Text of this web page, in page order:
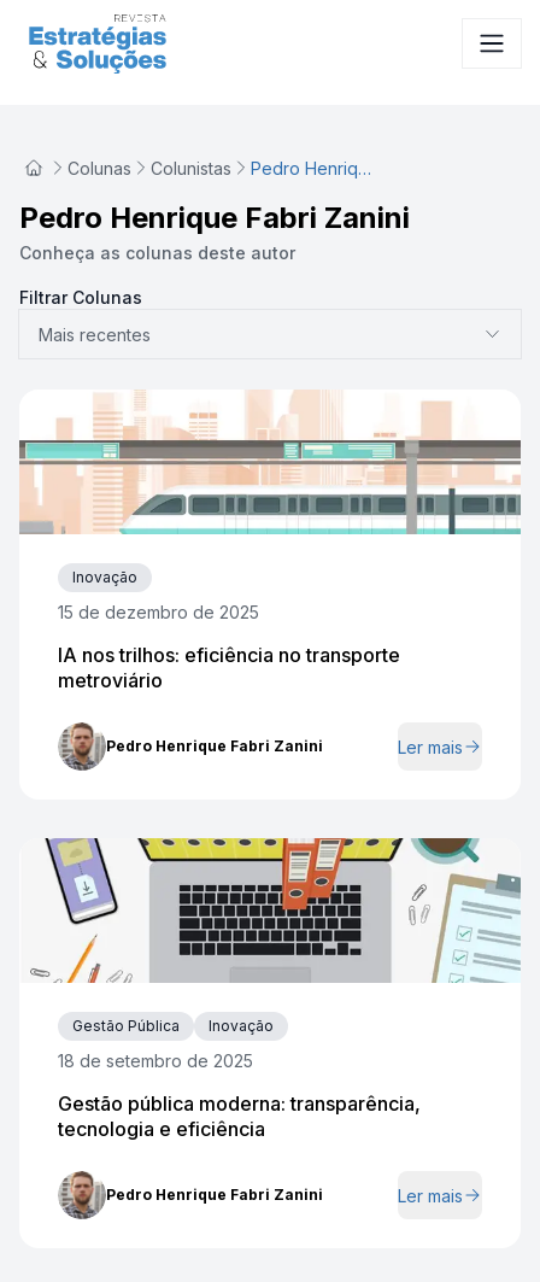
Colunas Colunistas Pedro Henrique Fabri Zanini
Pedro Henrique Fabri Zanini
Conheça as colunas deste autor
Filtrar Colunas
Mais recentes
Inovação
15 de dezembro de 2025
IA nos trilhos: eficiência no transporte
metroviário
Pedro Henrique Fabri Zanini Ler mais
Gestão Pública Inovação
18 de setembro de 2025
Gestão pública moderna: transparência,
tecnologia e eficiência
Pedro Henrique Fabri Zanini Ler mais